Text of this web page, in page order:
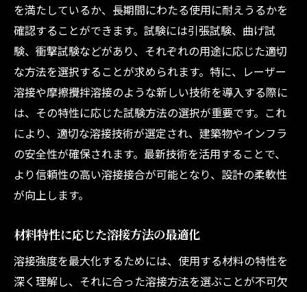
を満たしているか、長期間にわたる使用に耐えうるかを
確認することができます。試験には引張試験、曲げ試
験、衝撃試験などがあり、それぞれの用途に応じた適切
な方法を選択することが求められます。特に、レーザー
溶接や摩擦攪拌溶接のような新しい技術を導入する際に
は、その特性に応じた試験方法の選択が重要です。これ
により、適切な溶接技術が選定され、建築物やインフラ
の安全性が確保されます。最新技術を活用することで、
より信頼性の高い溶接接合が可能となり、設計の柔軟性
が向上します。
材料特性に応じた溶接方法の最適化
溶接強度を最大化するためには、使用する材料の特性を
深く理解し、それに合った溶接方法を選ぶことが不可欠